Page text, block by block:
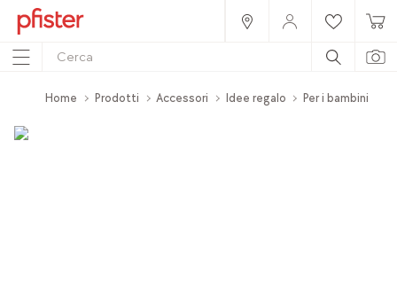
Home Prodotti Accessori Idee regalo Per i bambini